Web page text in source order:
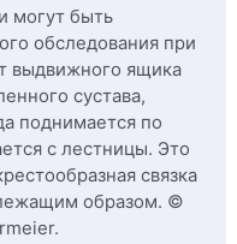
могут быть
обследования при
выдвижного ящика
сустава,
поднимается по
с лестницы. Это
связка
образом. ©